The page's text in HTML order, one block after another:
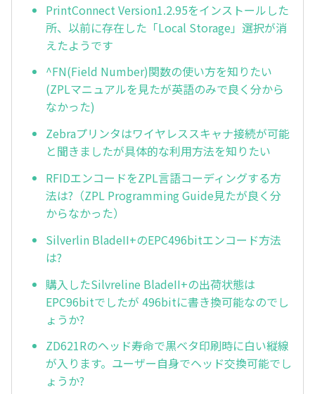
PrintConnect Version1.2.95をインストールした
所、以前に存在した「Local Storage」選択が消
えたようです
^FN(Field Number)関数の使い方を知りたい
(ZPLマニュアルを見たが英語のみで良く分から
なかった)
Zebraプリンタはワイヤレススキャナ接続が可能
と聞きましたが具体的な利用方法を知りたい
RFIDエンコードをZPL言語コーディングする方
法は?（ZPL Programming Guide見たが良く分
からなかった）
Silverlin BladeII+のEPC496bitエンコード方法
は?
購入したSilvreline BladeII+の出荷状態は
EPC96bitでしたが 496bitに書き換可能なのでし
ょうか?
ZD621Rのヘッド寿命で黒ベタ印刷時に白い縦線
が入ります。ユーザー自身でヘッド交換可能でし
ょうか?